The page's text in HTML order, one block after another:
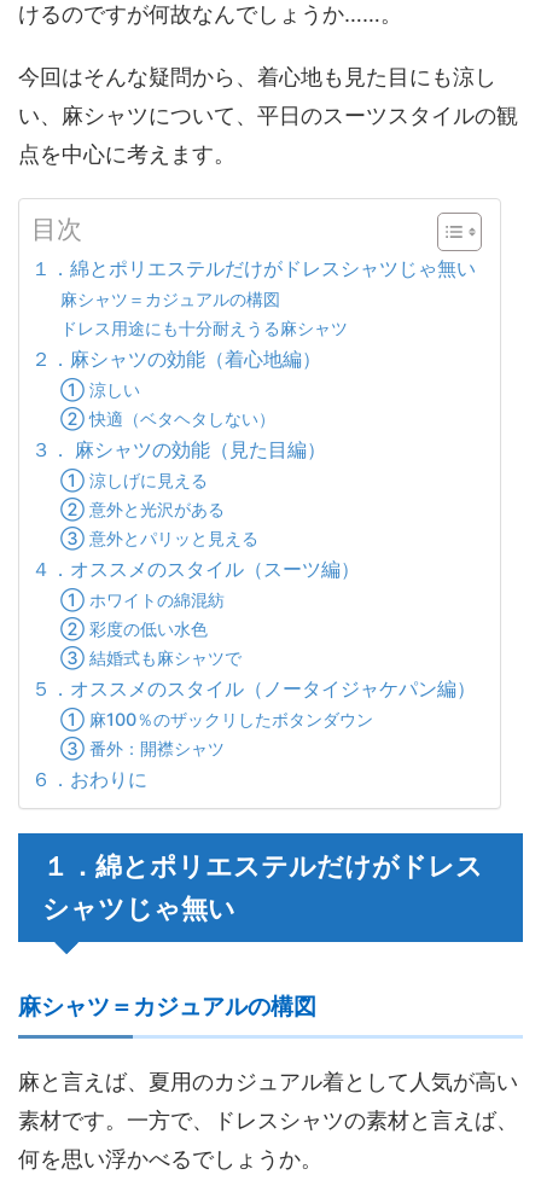
けるのですが何故なんでしょうか……。
今回はそんな疑問から、着心地も見た目にも涼し
い、麻シャツについて、平日のスーツスタイルの観
点を中心に考えます。
目次
１．綿とポリエステルだけがドレスシャツじゃ無い
麻シャツ＝カジュアルの構図
ドレス用途にも十分耐えうる麻シャツ
２．麻シャツの効能（着心地編）
① 涼しい
② 快適（ベタヘタしない）
３． 麻シャツの効能（見た目編）
① 涼しげに見える
② 意外と光沢がある
③ 意外とパリッと見える
４．オススメのスタイル（スーツ編）
① ホワイトの綿混紡
② 彩度の低い水色
③ 結婚式も麻シャツで
５．オススメのスタイル（ノータイジャケパン編）
① 麻100％のザックリしたボタンダウン
③ 番外：開襟シャツ
６．おわりに
１．綿とポリエステルだけがドレス
シャツじゃ無い
麻シャツ＝カジュアルの構図
麻と言えば、夏用のカジュアル着として人気が高い
素材です。一方で、ドレスシャツの素材と言えば、
何を思い浮かべるでしょうか。